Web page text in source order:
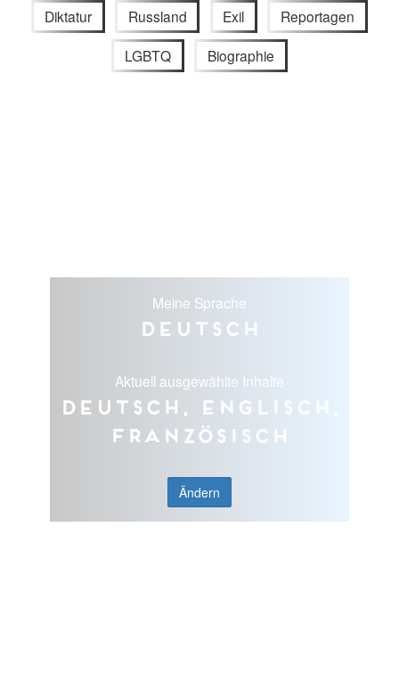
Diktatur Russland Exil Reportagen
LGBTQ Biographie
Meine Sprache
Deutsch
Aktuell ausgewählte Inhalte
Deutsch, Englisch,
Französisch
Ändern